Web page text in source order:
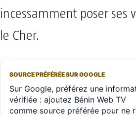
incessamment poser ses
le Cher.
SOURCE PRÉFÉRÉE SUR GOOGLE
Sur Google, préférez une
vérifiée : ajoutez Bénin Web TV
comme source préférée pour ne